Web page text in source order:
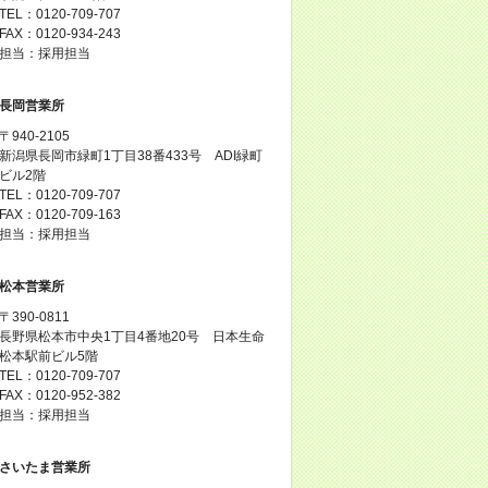
：0120-709-707
：0120-934-243
当：採用担当
岡営業所
940-2105
潟県長岡市緑町1丁目38番433号 ADI緑町
ル2階
：0120-709-707
：0120-709-163
当：採用担当
本営業所
390-0811
野県松本市中央1丁目4番地20号 日本生命
本駅前ビル5階
：0120-709-707
：0120-952-382
当：採用担当
いたま営業所